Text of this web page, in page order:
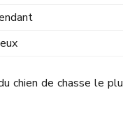
chien de chasse le